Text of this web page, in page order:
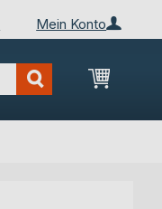
Mein Konto
Mein